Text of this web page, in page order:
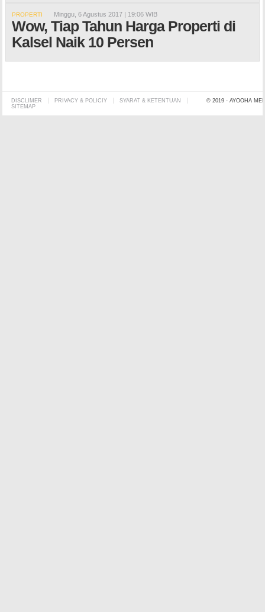
PROPERTI Minggu, 6 Agustus 2017 | 19:06 WIB
Wow, Tiap Tahun Harga Properti di
Kalsel Naik 10 Persen
© 2019 - AYOOHA
DISCLIMER PRIVACY & POLICIY
SYARAT & KETENTUAN
SITEMAP